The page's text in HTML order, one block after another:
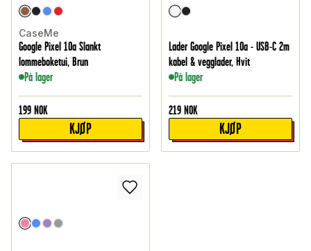
CaseMe
Google Pixel 10a Slankt
lommeboketui, Brun
På lager
199 NOK
KJØP
Lader Google Pixel 10a - USB-C 2m
kabel & vegglader, Hvit
På lager
219 NOK
KJØP